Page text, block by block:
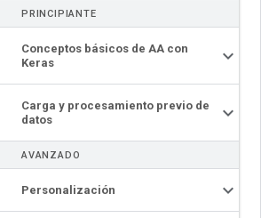
PRINCIPIANTE
Conceptos básicos de AA con
Keras
Carga y procesamiento previo de
datos
AVANZADO
Personalización